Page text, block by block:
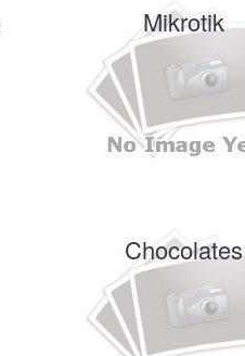
Mikrotik
Chocolates